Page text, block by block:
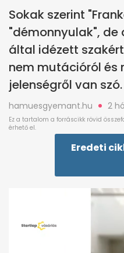
Sokak szerint
"démonnyulak", de
által idézett
nem mutációról és
jelenségről van szó.
hamuesgyemant.hu 2
Eredeti